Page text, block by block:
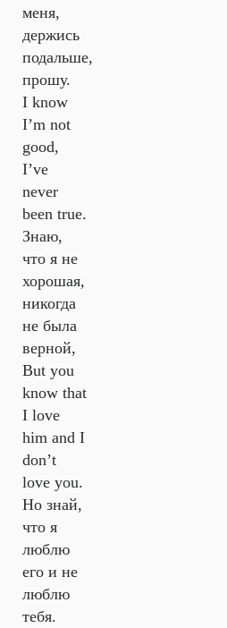
меня,
держись
подальше,
прошу.
I know
I’m not
good,
I’ve
never
been true.
Знаю,
что я не
хорошая,
никогда
не была
верной,
But you
know that
I love
him and I
don’t
love you.
Но знай,
что я
люблю
его и не
люблю
тебя.